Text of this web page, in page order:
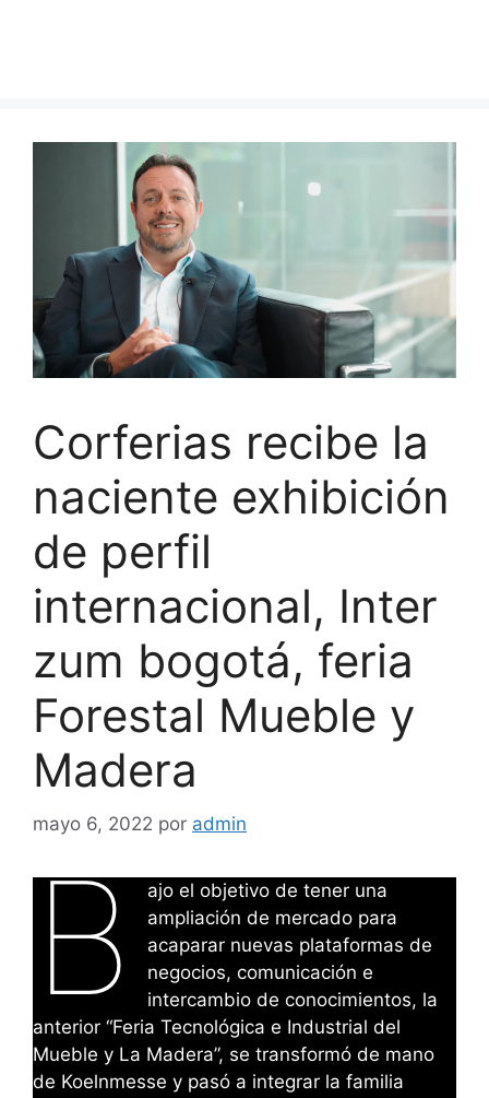
Corferias recibe la
naciente exhibición
de perfil
internacional, Inter
zum bogotá, feria
Forestal Mueble y
Madera
mayo 6, 2022 por admin
B
ajo el objetivo de tener una
ampliación de mercado para
acaparar nuevas plataformas de
negocios, comunicación e
intercambio de conocimientos, la
anterior “Feria Tecnológica e Industrial del
Mueble y La Madera”, se transformó de mano
de Koelnmesse y pasó a integrar la familia